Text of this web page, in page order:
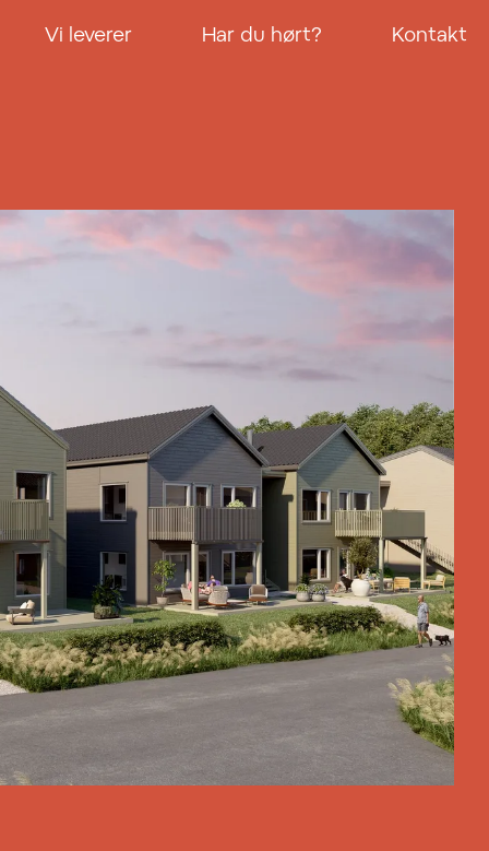
Vi leverer Har du hørt? Kontakt